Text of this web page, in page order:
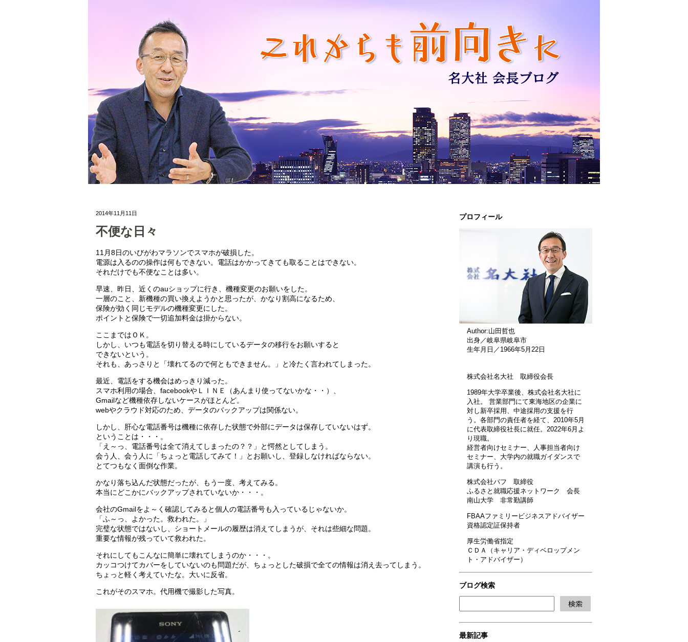
プロフィール
Author:山田哲也
出身／岐阜県岐阜市
生年月日／1966年5月22日
株式会社名大社 取締役会長
1989年大学卒業後、株式会社名大社に
入社。 営業部門にて東海地区の企業に
対し新卒採用、中途採用の支援を行
う。各部門の責任者を経て、2010年5月
に代表取締役社長に就任。2022年6月よ
り現職。
経営者向けセミナー、人事担当者向け
セミナー、大学内の就職ガイダンスで
講演も行う。
株式会社パフ 取締役
ふるさと就職応援ネットワーク 会長
南山大学 非常勤講師
FBAAファミリービジネスアドバイザー
資格認定証保持者
厚生労働省指定
ＣＤＡ（キャリア・ディベロップメン
ト・アドバイザー）
ブログ検索
最新記事
2014年11月11日
不便な日々
11月8日のいびがわマラソンでスマホが破損した。
電源は入るのの操作は何もできない。電話はかかってきても取ることはできない。
それだけでも不便なことは多い。
早速、昨日、近くのauショップに行き、機種変更のお願いをした。
一層のこと、新機種の買い換えようかと思ったが、かなり割高になるため、
保険が効く同じモデルの機種変更にした。
ポイントと保険で一切追加料金は掛からない。
ここまではＯＫ。
しかし、いつも電話を切り替える時にしているデータの移行をお願いすると
できないという。
それも、あっさりと「壊れてるので何ともできません。」と冷たく言われてしまった。
最近、電話をする機会はめっきり減った。
スマホ利用の場合、facebookやＬＩＮＥ（あんまり使ってないかな・・）、
Gmailなど機種依存しないケースがほとんど。
webやクラウド対応のため、データのバックアップは関係ない。
しかし、肝心な電話番号は機種に依存した状態で外部にデータは保存していないはず。
ということは・・・。
「え～っ、電話番号は全て消えてしまったの？？」と愕然としてしまう。
会う人、会う人に「ちょっと電話してみて！」とお願いし、登録しなければならない。
とてつもなく面倒な作業。
かなり落ち込んだ状態だったが、もう一度、考えてみる。
本当にどこかにバックアップされていないか・・・。
会社のGmailをよ～く確認してみると個人の電話番号も入っているじゃないか。
「ふ～っ、よかった。救われた。」
完璧な状態ではないし、ショートメールの履歴は消えてしまうが、それは些細な問題。
重要な情報が残っていて救われた。
それにしてもこんなに簡単に壊れてしまうのか・・・。
カッコつけてカバーをしていないのも問題だが、ちょっとした破損で全ての情報は消え去ってしまう。
ちょっと軽く考えていたな。大いに反省。
これがそのスマホ。代用機で撮影した写真。